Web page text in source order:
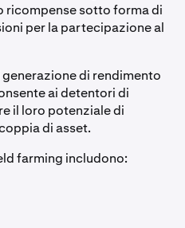
ricompense sotto forma di
per la partecipazione al
di rendimento
ai detentori di
il loro potenziale di
di asset.
farming includono: